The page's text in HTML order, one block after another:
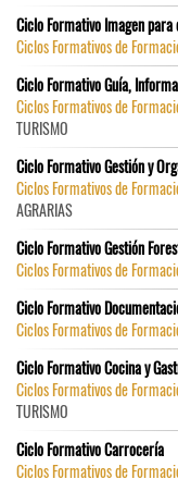
Ciclo Formativo Imagen para
Ciclos Formativos de
Ciclo Formativo Guía,
Ciclos Formativos de
TURISMO
Ciclo Formativo Gestión y
Ciclos Formativos de
AGRARIAS
Ciclo Formativo Gestión
Ciclos Formativos de
Ciclo Formativo
Ciclos Formativos de
Ciclo Formativo Cocina y
Ciclos Formativos de
TURISMO
Ciclo Formativo Carrocería
Ciclos Formativos de